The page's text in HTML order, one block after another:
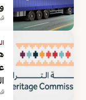
قبل
قبل